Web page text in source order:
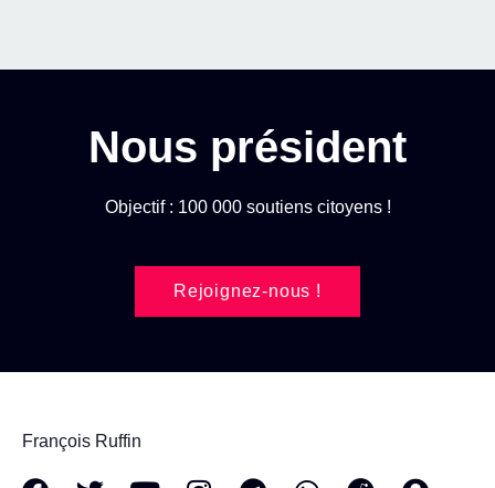
Nous président
Objectif : 100 000 soutiens citoyens !
Rejoignez-nous !
François Ruffin